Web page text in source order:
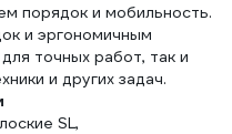
порядок и мобильность.
и эргономичным
точных работ, так и
и других задач.
SL,